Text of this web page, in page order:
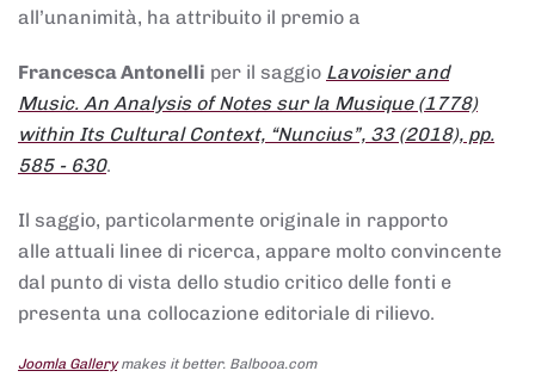
all’unanimità, ha attribuito il premio a
Francesca Antonelli per il saggio Lavoisier and
Music. An Analysis of Notes sur la Musique (1778)
within Its Cultural Context, “Nuncius”, 33 (2018), pp.
585 - 630.
Il saggio, particolarmente originale in rapporto
alle attuali linee di ricerca, appare molto convincente
dal punto di vista dello studio critico delle fonti e
presenta una collocazione editoriale di rilievo.
Joomla Gallerymakes it better. Balbooa.com